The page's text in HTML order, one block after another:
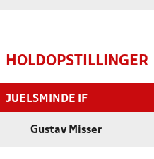
HOLDOPSTILLINGER
JUELSMINDE IF
Gustav Misser